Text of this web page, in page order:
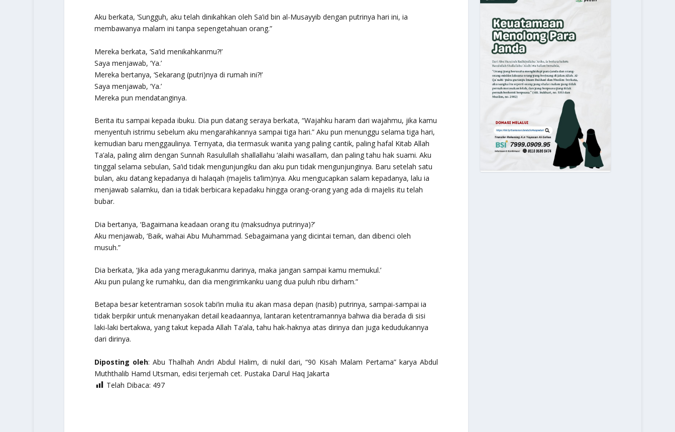
Aku berkata, ‘Sungguh, aku telah dinikahkan oleh Sa’id bin al-Musayyib dengan putrinya hari ini, ia
membawanya malam ini tanpa sepengetahuan orang.”
Mereka berkata, ‘Sa’id menikahkanmu?!’
Saya menjawab, ‘Ya.’
Mereka bertanya, ‘Sekarang (putri)nya di rumah ini?!’
Saya menjawab, ‘Ya.’
Mereka pun mendatanginya.
Berita itu sampai kepada ibuku. Dia pun datang seraya berkata, “Wajahku haram dari wajahmu, jika kamu
menyentuh istrimu sebelum aku mengarahkannya sampai tiga hari.” Aku pun menunggu selama tiga hari,
kemudian baru menggaulinya. Ternyata, dia termasuk wanita yang paling cantik, paling hafal Kitab Allah
Ta’ala, paling alim dengan Sunnah Rasulullah shallallahu ‘alaihi wasallam, dan paling tahu hak suami. Aku
tinggal selama sebulan, Sa’id tidak mengunjungiku dan aku pun tidak mengunjunginya. Baru setelah satu
bulan, aku datang kepadanya di halaqah (majelis ta’lim)nya. Aku mengucapkan salam kepadanya, lalu ia
menjawab salamku, dan ia tidak berbicara kepadaku hingga orang-orang yang ada di majelis itu telah
bubar.
Dia bertanya, ‘Bagaimana keadaan orang itu (maksudnya putrinya)?’
Aku menjawab, ‘Baik, wahai Abu Muhammad. Sebagaimana yang dicintai teman, dan dibenci oleh
musuh.”
Dia berkata, ‘Jika ada yang meragukanmu darinya, maka jangan sampai kamu memukul.’
Aku pun pulang ke rumahku, dan dia mengirimkanku uang dua puluh ribu dirham.”
Betapa besar ketentraman sosok tabi’in mulia itu akan masa depan (nasib) putrinya, sampai-sampai ia
tidak berpikir untuk menanyakan detail keadaannya, lantaran ketentramannya bahwa dia berada di sisi
laki-laki bertakwa, yang takut kepada Allah Ta’ala, tahu hak-haknya atas dirinya dan juga kedudukannya
dari dirinya.
Diposting oleh: Abu Thalhah Andri Abdul Halim, di nukil dari,“90 Kisah Malam Pertama”karya Abdul
Muththalib Hamd Utsman, edisi terjemah cet. Pustaka Darul Haq Jakarta
Telah Dibaca: 497